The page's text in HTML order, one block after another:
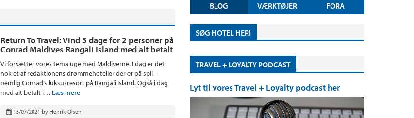
Return To Travel: Vind 5 dage for 2 personer på
Conrad Maldives Rangali Island med alt betalt
Vi forsætter vores tema uge med Maldiverne. I dag er det
nok et af redaktionens drømmehoteller der er på spil –
nemlig Conrad’s luksusresort på Rangali Island. Også i dag
med alt betalt i… Læs mere
13/07/2021 by Henrik Olsen
BLOG VÆRKTØJER FORA
SØG HOTEL HER!
TRAVEL + LOYALTY PODCAST
Lyt til vores Travel + Loyalty podcast her